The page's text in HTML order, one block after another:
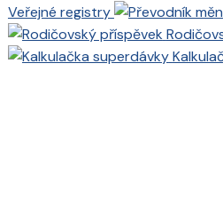
Veřejné registry